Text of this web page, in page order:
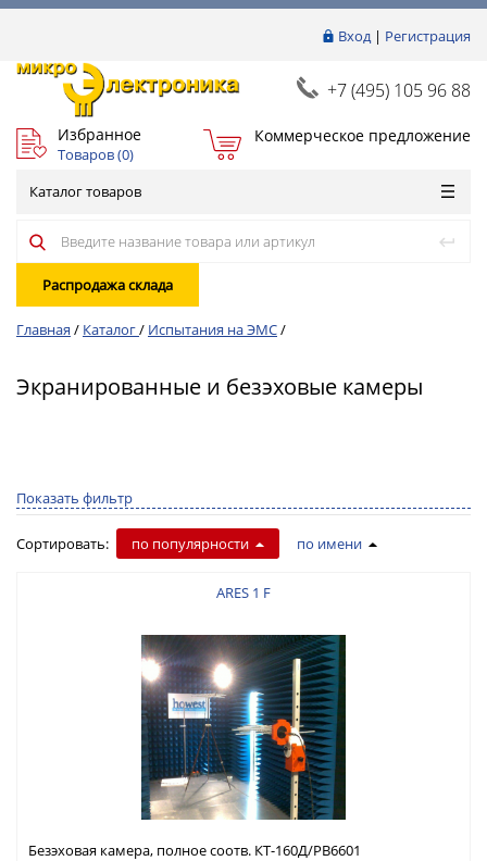
Вход| Регистрация
+7 (495) 105 96 88
Избранное
Товаров (0)
Коммерческое предложение
Каталог товаров
Распродажа склада
Главная / Каталог/ Испытания на ЭМС/
Экранированные и безэховые камеры
Показать фильтр
Сортировать: по популярности по имени
ARES 1 F
Безэховая камера, полное соотв. КТ-160Д/РВ6601